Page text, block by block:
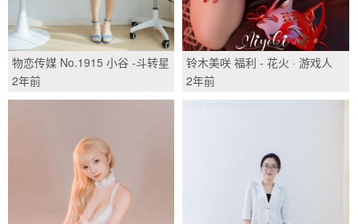
物恋传媒 No.1915 小谷 -斗转星
移/(174P)
2年前
铃木美咲 福利 - 花火 · 游戏人
间/(8P)
2年前